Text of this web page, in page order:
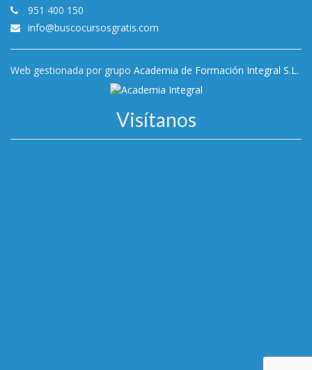
951 400 150
info@buscocursosgratis.com
Web gestionada por grupo Academia de Formación Integral S.L.
Visítanos